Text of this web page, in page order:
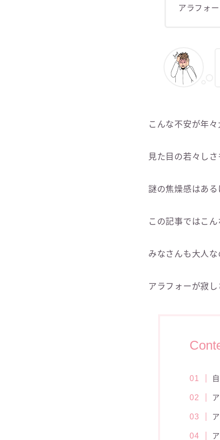
アラフォ
こんな不安が年
見た目の若々し
謎の焦燥感はある
この記事ではこ
みなさんも大人
アラフォーが寂し